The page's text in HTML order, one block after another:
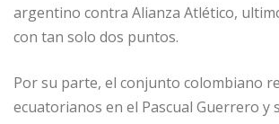
argentino contra Alianza Atlético,
con tan solo dos puntos.
Por su parte, el conjunto colombiano
ecuatorianos en el Pascual Guerrero y